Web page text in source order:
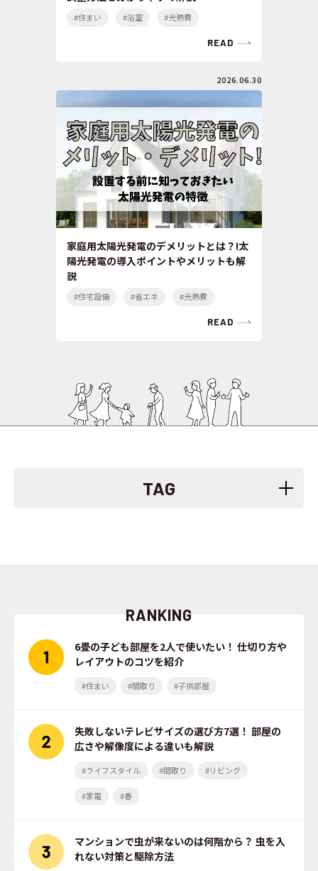
#住まい #浴室 #光熱費
READ
2026.06.30
家庭用太陽光発電のデメリットとは？!太
陽光発電の導入ポイントやメリットも解
説
#住宅設備 #省エネ #光熱費
READ
TAG
RANKING
6畳の子ども部屋を2人で使いたい！ 仕切り方や
レイアウトのコツを紹介
#住まい #間取り #子供部屋
失敗しないテレビサイズの選び方7選！ 部屋の
広さや解像度による違いも解説
#ライフスタイル #間取り #リビング
#家電 #春
マンションで虫が来ないのは何階から？ 虫を入
れない対策と駆除方法